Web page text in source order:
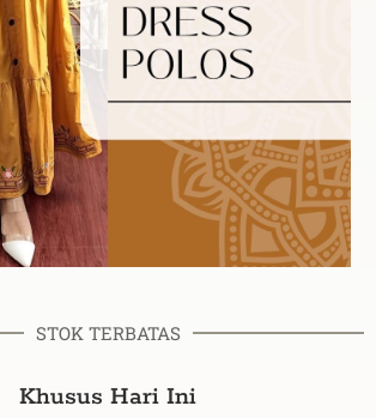
STOK TERBATAS
Khusus Hari Ini